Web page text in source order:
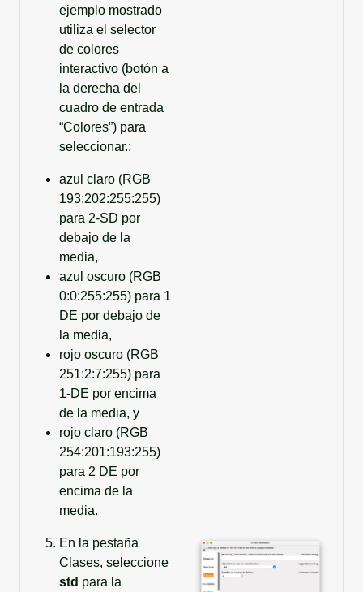
ejemplo mostrado
utiliza el selector
de colores
interactivo (botón a
la derecha del
cuadro de entrada
“Colores”) para
seleccionar.:
azul claro (RGB
193:202:255:255)
para 2-SD por
debajo de la
media,
azul oscuro (RGB
0:0:255:255) para 1
DE por debajo de
la media,
rojo oscuro (RGB
251:2:7:255) para
1-DE por encima
de la media, y
rojo claro (RGB
254:201:193:255)
para 2 DE por
encima de la
media.
En la pestaña
Clases, seleccione
std para la